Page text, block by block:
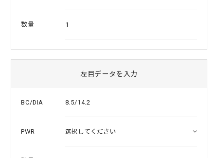
数量 1
左目データを入力
BC/DIA 8.5/14.2
PWR